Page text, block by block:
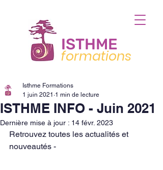
ISTHME
formations
ISTHME INFO - Juin 2021
Isthme Formations
1 juin 2021 1 min de lecture
Dernière mise à jour : 14 févr. 2023
Retrouvez toutes les actualités et
nouveautés -